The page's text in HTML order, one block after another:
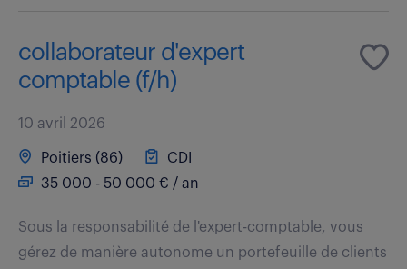
collaborateur d'expert
comptable (f/h)
10 avril 2026
Poitiers (86)
CDI
35 000 - 50 000 € / an
Sous la responsabilité de l'expert-comptable, vous
gérez de manière autonome un portefeuille de clients